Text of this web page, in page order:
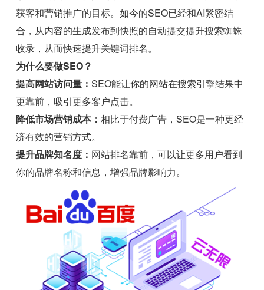
获客和营销推广的目标。如今的SEO已经和AI紧密结
合，从内容的生成发布到快照的自动提交提升搜索蜘蛛
收录，从而快速提升关键词排名。
为什么要做SEO？
提高网站访问量：SEO能让你的网站在搜索引擎结果中
更靠前，吸引更多客户点击。
降低市场营销成本：相比于付费广告，SEO是一种更经
济有效的营销方式。
提升品牌知名度： 网站排名靠前，可以让更多用户看到
你的品牌名称和信息，增强品牌影响力。